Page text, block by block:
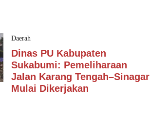
Daerah
Dinas PU Kabupaten
Sukabumi: Pemeliharaan
Jalan Karang Tengah–Sinagar
Mulai Dikerjakan